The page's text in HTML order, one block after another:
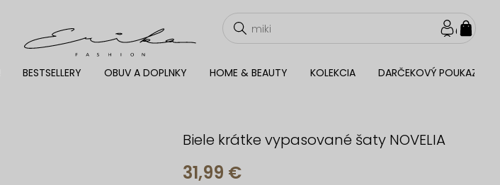
BESTSELLERY OBUV A DOPLNKY HOME & BEAUTY KOLEKCIA DARČEKOVÝ POUKAZ
Biele krátke vypasované šaty NOVELIA
31,99 €